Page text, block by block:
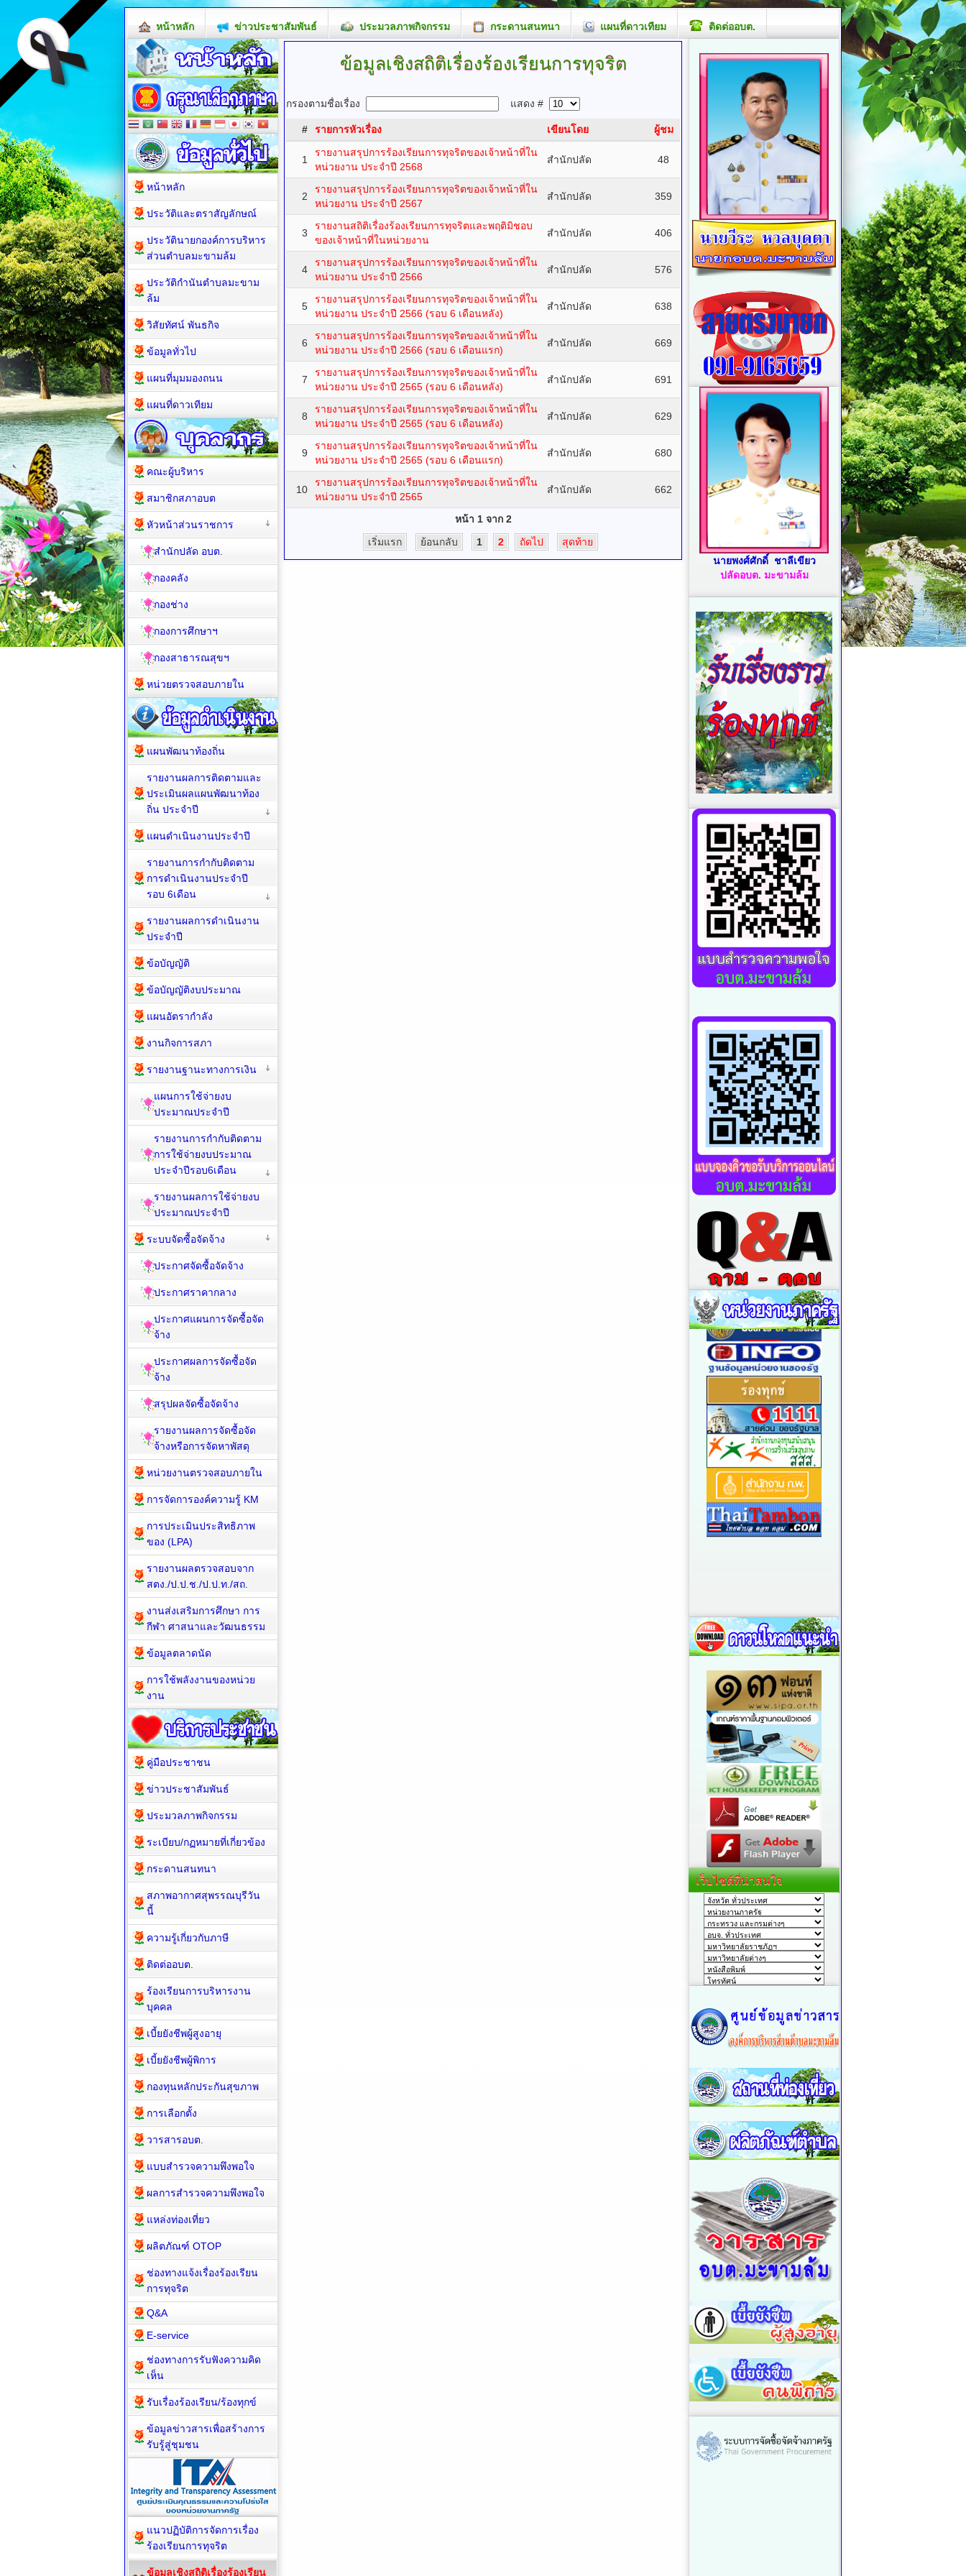
หน้าหลัก ข่าวประชาสัมพันธ์ ประมวลภาพกิจกรรม กระดานสนทนา แผนที่ดาวเทียม ติดต่ออบต.
ข้อมูลเชิงสถิติเรื่องร้องเรียนการทุจริต
กรองตามชื่อเรื่อง แสดง #
# รายการหัวเรื่อง เขียนโดย ผู้ชม
1
รายงานสรุปการร้องเรียนการทุจริตของเจ้าหน้าที่ใน
หน่วยงาน ประจำปี 2568
สำนักปลัด 48
2
รายงานสรุปการร้องเรียนการทุจริตของเจ้าหน้าที่ใน
หน่วยงาน ประจำปี 2567
สำนักปลัด 359
3
รายงานสถิติเรื่องร้องเรียนการทุจริตและพฤติมิชอบ
ของเจ้าหน้าที่ในหน่วยงาน
สำนักปลัด 406
4
รายงานสรุปการร้องเรียนการทุจริตของเจ้าหน้าที่ใน
หน่วยงาน ประจำปี 2566
สำนักปลัด 576
5
รายงานสรุปการร้องเรียนการทุจริตของเจ้าหน้าที่ใน
หน่วยงาน ประจำปี 2566 (รอบ 6 เดือนหลัง)
สำนักปลัด 638
6
รายงานสรุปการร้องเรียนการทุจริตของเจ้าหน้าที่ใน
หน่วยงาน ประจำปี 2566 (รอบ 6 เดือนแรก)
สำนักปลัด 669
7
รายงานสรุปการร้องเรียนการทุจริตของเจ้าหน้าที่ใน
หน่วยงาน ประจำปี 2565 (รอบ 6 เดือนหลัง)
สำนักปลัด 691
8
รายงานสรุปการร้องเรียนการทุจริตของเจ้าหน้าที่ใน
หน่วยงาน ประจำปี 2565 (รอบ 6 เดือนหลัง)
สำนักปลัด 629
9
รายงานสรุปการร้องเรียนการทุจริตของเจ้าหน้าที่ใน
หน่วยงาน ประจำปี 2565 (รอบ 6 เดือนแรก)
สำนักปลัด 680
10
รายงานสรุปการร้องเรียนการทุจริตของเจ้าหน้าที่ใน
หน่วยงาน ประจำปี 2565
สำนักปลัด 662
หน้า 1 จาก 2
เริ่มแรก
ย้อนกลับ 1 2 ถัดไป สุดท้าย
หน้าหลัก
ประวัติและตราสัญลักษณ์
ประวัตินายกองค์การบริหาร
ส่วนตำบลมะขามล้ม
ประวัติกำนันตำบลมะขาม
ล้ม
วิสัยทัศน์ พันธกิจ
ข้อมูลทั่วไป
แผนที่มุมมองถนน
แผนที่ดาวเทียม
คณะผู้บริหาร
สมาชิกสภาอบต
หัวหน้าส่วนราชการ
สำนักปลัด อบต.
กองคลัง
กองช่าง
กองการศึกษาฯ
กองสาธารณสุขฯ
หน่วยตรวจสอบภายใน
แผนพัฒนาท้องถิ่น
รายงานผลการติดตามและ
ประเมินผลแผนพัฒนาท้อง
ถิ่น ประจำปี
แผนดำเนินงานประจำปี
รายงานการกำกับติดตาม
การดำเนินงานประจำปี
รอบ 6เดือน
รายงานผลการดำเนินงาน
ประจำปี
ข้อบัญญัติ
ข้อบัญญัติงบประมาณ
แผนอัตรากำลัง
งานกิจการสภา
รายงานฐานะทางการเงิน
แผนการใช้จ่ายงบ
ประมาณประจำปี
รายงานการกำกับติดตาม
การใช้จ่ายงบประมาณ
ประจำปีรอบ6เดือน
รายงานผลการใช้จ่ายงบ
ประมาณประจำปี
ระบบจัดซื้อจัดจ้าง
ประกาศจัดซื้อจัดจ้าง
ประกาศราคากลาง
ประกาศแผนการจัดซื้อจัด
จ้าง
ประกาศผลการจัดซื้อจัด
จ้าง
สรุปผลจัดซื้อจัดจ้าง
รายงานผลการจัดซื้อจัด
จ้างหรือการจัดหาพัสดุ
หน่วยงานตรวจสอบภายใน
การจัดการองค์ความรู้ KM
การประเมินประสิทธิภาพ
ของ (LPA)
รายงานผลตรวจสอบจาก
สตง./ป.ป.ช./ป.ป.ท./สถ.
งานส่งเสริมการศึกษา การ
กีฬา ศาสนาและวัฒนธรรม
ข้อมูลตลาดนัด
การใช้พลังงานของหน่วย
งาน
คู่มือประชาชน
ข่าวประชาสัมพันธ์
ประมวลภาพกิจกรรม
ระเบียบ/กฏหมายที่เกี่ยวข้อง
กระดานสนทนา
สภาพอากาศสุพรรณบุรีวัน
นี้
ความรู้เกี่ยวกับภาษี
ติดต่ออบต.
ร้องเรียนการบริหารงาน
บุคคล
เบี้ยยังชีพผู้สูงอายุ
เบี้ยยังชีพผู้พิการ
กองทุนหลักประกันสุขภาพ
การเลือกตั้ง
วารสารอบต.
แบบสำรวจความพึงพอใจ
ผลการสำรวจความพึงพอใจ
แหล่งท่องเที่ยว
ผลิตภัณฑ์ OTOP
ช่องทางแจ้งเรื่องร้องเรียน
การทุจริต
Q&A
E-service
ช่องทางการรับฟังความคิด
เห็น
รับเรื่องร้องเรียน/ร้องทุกข์
ข้อมูลข่าวสารเพื่อสร้างการ
รับรู้สู่ชุมชน
แนวปฏิบัติการจัดการเรื่อง
ร้องเรียนการทุจริต
ข้อมูลเชิงสถิติเรื่องร้องเรียน
นายพงศ์ศักดิ์ ชาลีเขียว
ปลัดอบต. มะขามล้ม
เว็บไซต์ที่น่าสนใจ